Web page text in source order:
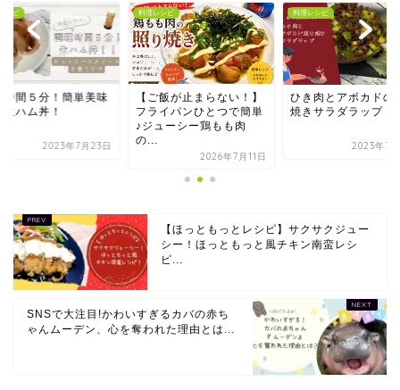
シピ
時間５分！簡単美味
生ハム丼！
2023年7月23日
料理レシピ
【ご飯が止まらない！】
フライパンひとつで簡単
♪ジューシー鶏もも肉
の...
2026年7月11日
料理レシピ
ひき肉とアボカドの
焼きサラダラップ
2023年7
【ほっともっとレシピ】サクサクジュー
シー！ほっともっと風チキン南蛮レシ
ピ...
SNSで大注目!かわいすぎるカバの赤ち
ゃんムーデン、心を奪われた理由とは...